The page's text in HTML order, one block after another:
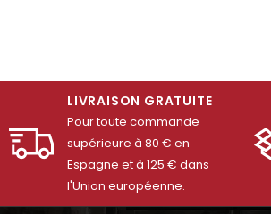
LIVRAISON GRATUITE
Pour toute commande
supérieure à 80 € en
Espagne et à 125 € dans
l'Union européenne.